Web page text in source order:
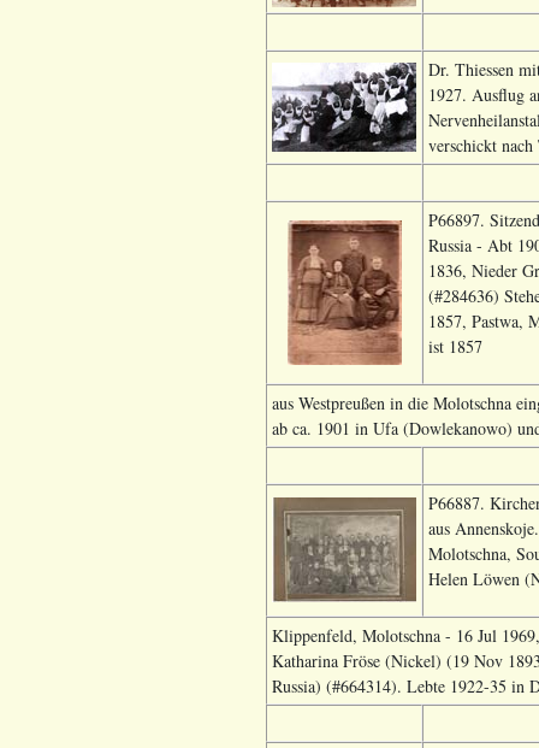
Dr. Thiessen
1927. Ausflug
verschickt
P66897.
Russia - Abt
1836, Nieder
(#284636)
1857, Pastwa,
ist 1857
aus Westpreußen in die Molotschna
ab ca. 1901 in Ufa (Dowlekanowo)
P66887.
aus
Molotschna,
Helen Löwen
Klippenfeld, Molotschna - 16 Jul
Katharina Fröse (Nickel) (19 Nov
Russia) (#664314). Lebte 1922-35 in